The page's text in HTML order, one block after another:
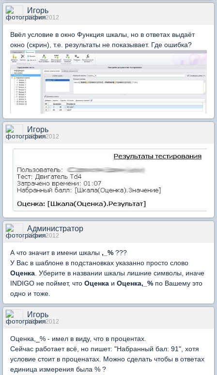
Игорь
13 окт 2012
Ввёл условие в окно Функция шкалы, но в ответах выдаёт
окно (скрин), т.е. результаты не показывает. Где ошибка?
Игорь
13 окт 2012
Администратор
13 окт 2012
А что значит в имени шкалы ,_% ???
У Вас в шаблоне в подстановках указанно просто слово
Оценка . Уберите в названии шкалы лишние символы, иначе
INDIGO не поймет, что Оценка и Оценка,_% по Вашему это
одно и тоже.
Игорь
13 окт 2012
Оценка,_% - имел в виду, что в процентах.
Сейчас работает всё, но пишет: "Набранный бал: 91", хотя
условие стоит в проценатах. Можно сделать чтобы в ответах
единица измерения была % ?